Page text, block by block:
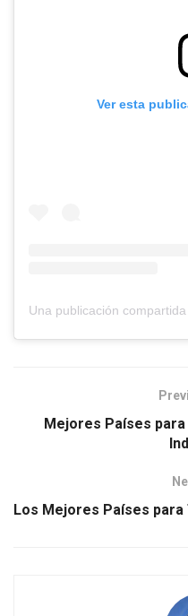
Ver esta
Mejores Países
Los Mejores Países